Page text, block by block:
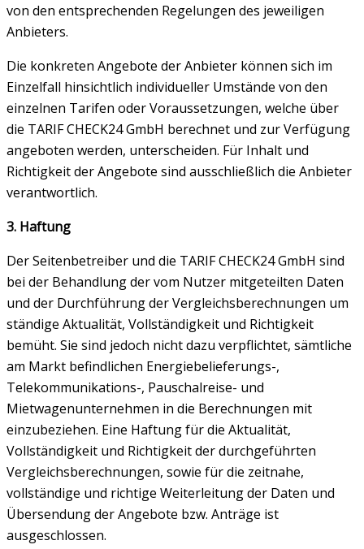
von den entsprechenden Regelungen des jeweiligen
Anbieters.
Die konkreten Angebote der Anbieter können sich im
Einzelfall hinsichtlich individueller Umstände von den
einzelnen Tarifen oder Voraussetzungen, welche über
die TARIF CHECK24 GmbH berechnet und zur Verfügung
angeboten werden, unterscheiden. Für Inhalt und
Richtigkeit der Angebote sind ausschließlich die Anbieter
verantwortlich.
3. Haftung
Der Seitenbetreiber und die TARIF CHECK24 GmbH sind
bei der Behandlung der vom Nutzer mitgeteilten Daten
und der Durchführung der Vergleichsberechnungen um
ständige Aktualität, Vollständigkeit und Richtigkeit
bemüht. Sie sind jedoch nicht dazu verpflichtet, sämtliche
am Markt befindlichen Energiebelieferungs-,
Telekommunikations-, Pauschalreise- und
Mietwagenunternehmen in die Berechnungen mit
einzubeziehen. Eine Haftung für die Aktualität,
Vollständigkeit und Richtigkeit der durchgeführten
Vergleichsberechnungen, sowie für die zeitnahe,
vollständige und richtige Weiterleitung der Daten und
Übersendung der Angebote bzw. Anträge ist
ausgeschlossen.